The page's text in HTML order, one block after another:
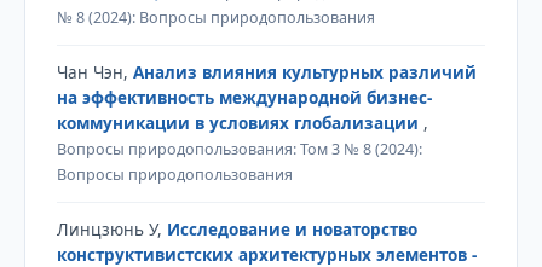
№ 8 (2024): Вопросы природопользования
Чан Чэн, Анализ влияния культурных различий
на эффективность международной бизнес-
коммуникации в условиях глобализации ,
Вопросы природопользования: Том 3 № 8 (2024):
Вопросы природопользования
Линцзюнь У, Исследование и новаторство
конструктивистских архитектурных элементов -